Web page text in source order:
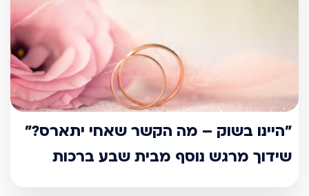
"היינו בשוק – מה הקשר שאחי יתארס?"
שידוך מרגש נוסף מבית שבע ברכות